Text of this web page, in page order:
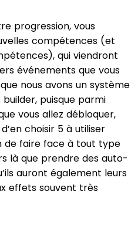
progression, vous
compétences (et
qui viendront
événements que vous
nous avons un système
puisque parmi
vous allez débloquer,
choisir 5 à utiliser
de faire face à tout type
là que prendre des auto-
auront également leurs
effets souvent très